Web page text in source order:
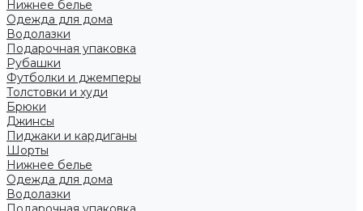
Нижнее белье
Одежда для дома
Водолазки
Подарочная упаковка
Рубашки
Футболки и джемперы
Толстовки и худи
Брюки
Джинсы
Пиджаки и кардиганы
Шорты
Нижнее белье
Одежда для дома
Водолазки